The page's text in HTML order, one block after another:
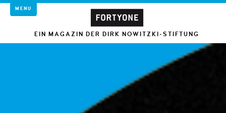
MENU
EIN MAGAZIN DER DIRK NOWITZKI-STIFTUNG